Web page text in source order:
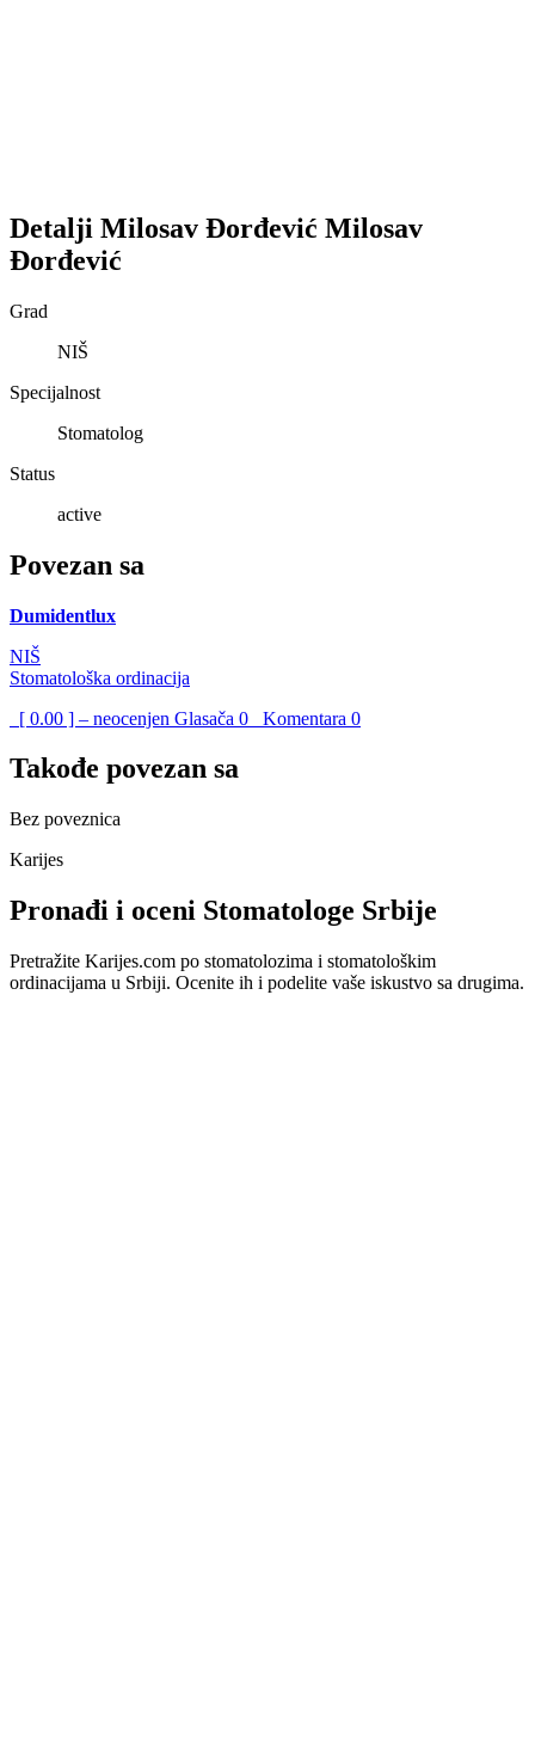
Detalji Milosav Đorđević Milosav
Đorđević
Grad
NIŠ
Specijalnost
Stomatolog
Status
active
Povezan sa
Dumidentlux
NIŠ
Stomatološka ordinacija
[ 0.00 ] – neocenjen Glasača 0 Komentara 0
Takođe povezan sa
Bez poveznica
Karijes
Pronađi i oceni Stomatologe Srbije
Pretražite Karijes.com po stomatolozima i stomatološkim
ordinacijama u Srbiji. Ocenite ih i podelite vaše iskustvo sa drugima.